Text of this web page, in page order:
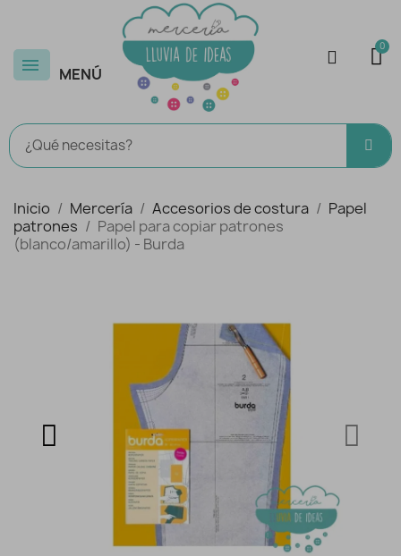
MENÚ
Inicio Mercería Accesorios de costura
Papel
patrones
Papel para copiar patrones
(blanco/amarillo) - Burda